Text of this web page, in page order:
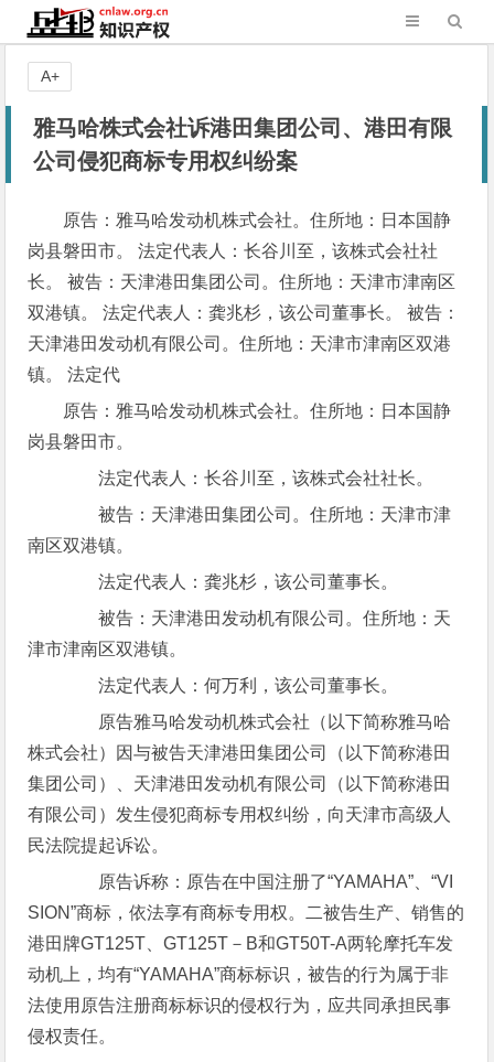
雅马哈株式会社诉港田集团公司、港田有限
公司侵犯商标专用权纠纷案
原告：雅马哈发动机株式会社。住所地：日本国静
岗县磐田市。 法定代表人：长谷川至，该株式会社社
长。 被告：天津港田集团公司。住所地：天津市津南区
双港镇。 法定代表人：龚兆杉，该公司董事长。 被告：
天津港田发动机有限公司。住所地：天津市津南区双港
镇。 法定代
原告：雅马哈发动机株式会社。住所地：日本国静
岗县磐田市。
法定代表人：长谷川至，该株式会社社长。
被告：天津港田集团公司。住所地：天津市津
南区双港镇。
法定代表人：龚兆杉，该公司董事长。
被告：天津港田发动机有限公司。住所地：天
津市津南区双港镇。
法定代表人：何万利，该公司董事长。
原告雅马哈发动机株式会社（以下简称雅马哈
株式会社）因与被告天津港田集团公司（以下简称港田
集团公司）、天津港田发动机有限公司（以下简称港田
有限公司）发生侵犯商标专用权纠纷，向天津市高级人
民法院提起诉讼。
原告诉称：原告在中国注册了“YAMAHA”、“VI
SION”商标，依法享有商标专用权。二被告生产、销售的
港田牌GT125T、GT125T－B和GT50T-A两轮摩托车发
动机上，均有“YAMAHA”商标标识，被告的行为属于非
法使用原告注册商标标识的侵权行为，应共同承担民事
侵权责任。
A+